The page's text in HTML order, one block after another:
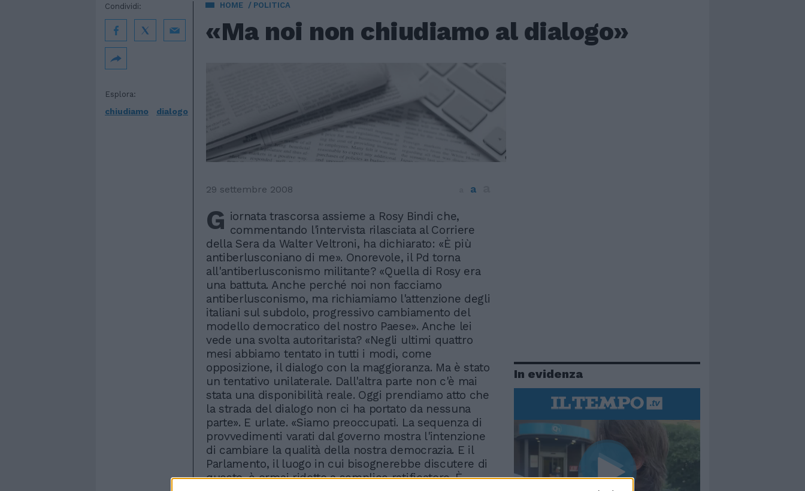
HOME POLITICA
«Ma noi non chiudiamo al dialogo»
Esplora:
chiudiamo dialogo
Condividi:
29 settembre 2008 a
G iornata trascorsa assieme a Rosy Bindi che,
commentando l'intervista rilasciata al Corriere
della Sera da Walter Veltroni, ha dichiarato: «È più
antiberlusconiano di me». Onorevole, il Pd torna
all'antiberlusconismo militante? «Quella di Rosy era
una battuta. Anche perché noi non facciamo
antiberlusconismo, ma richiamiamo l'attenzione degli
italiani sul subdolo, progressivo cambiamento del
modello democratico del nostro Paese». Anche lei
vede una svolta autoritarista? «Negli ultimi quattro
mesi abbiamo tentato in tutti i modi, come
opposizione, il dialogo con la maggioranza. Ma è stato
un tentativo unilaterale. Dall'altra parte non c'è mai
stata una disponibilità reale. Oggi prendiamo atto che
la strada del dialogo non ci ha portato da nessuna
parte». E urlate. «Siamo preoccupati. La sequenza di
provvedimenti varati dal governo mostra l'intenzione
di cambiare la qualità della nostra democrazia. E il
Parlamento, il luogo in cui bisognerebbe discutere di
questo, è ormai ridotto a semplice ratificatore. È
In evidenza